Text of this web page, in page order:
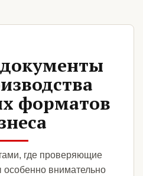
форматов
где проверяющие
особенно внимательно